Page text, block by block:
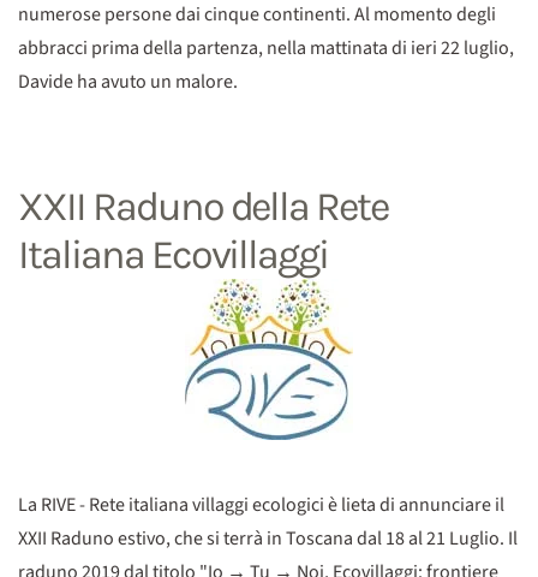
numerose persone dai cinque continenti. Al momento degli
abbracci prima della partenza, nella mattinata di ieri 22 luglio,
Davide ha avuto un malore.
XXII Raduno della Rete
Italiana Ecovillaggi
La RIVE - Rete italiana villaggi ecologici è lieta di annunciare il
XXII Raduno estivo, che si terrà in Toscana dal 18 al 21 Luglio. Il